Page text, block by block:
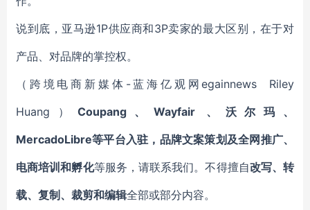
说到底，亚马逊1P供应商和3P卖家的最大区别，在于对
产品、对品牌的掌控权。
（跨境电商新媒体-蓝海亿观网egainnews Riley
Huang） Coupang、Wayfair 、沃尔玛、
MercadoLibre等平台入驻，品牌文案策划及全网推广、
电商培训和孵化等服务，请联系我们。不得擅自改写、转
载、复制、裁剪和编辑全部或部分内容。